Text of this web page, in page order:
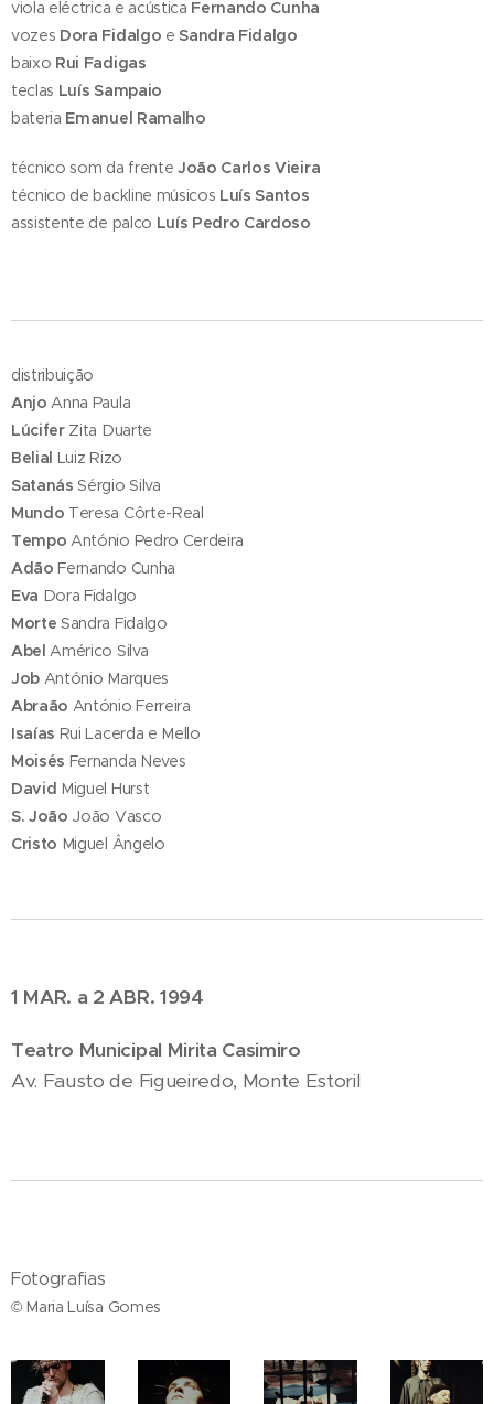
viola eléctrica e acústica Fernando Cunha
vozes Dora Fidalgo e Sandra Fidalgo
baixo Rui Fadigas
teclas Luís Sampaio
bateria Emanuel Ramalho
técnico som da frente João Carlos Vieira
técnico de backline músicos Luís Santos
assistente de palco Luís Pedro Cardoso
distribuição
Anjo Anna Paula
Lúcifer Zita Duarte
Belial Luiz Rizo
Satanás Sérgio Silva
Mundo Teresa Côrte-Real
Tempo António Pedro Cerdeira
Adão Fernando Cunha
Eva Dora Fidalgo
Morte Sandra Fidalgo
AbelAmérico Silva
Job António Marques
Abraão António Ferreira
Isaías Rui Lacerda e Mello
Moisés Fernanda Neves
David Miguel Hurst
S. João João Vasco
Cristo Miguel Ângelo
1 MAR. a 2 ABR. 1994
Teatro Municipal Mirita Casimiro
Av. Fausto de Figueiredo, Monte Estoril
Fotografias
© Maria Luísa Gomes